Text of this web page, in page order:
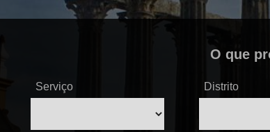
O que
Serviço Distrito